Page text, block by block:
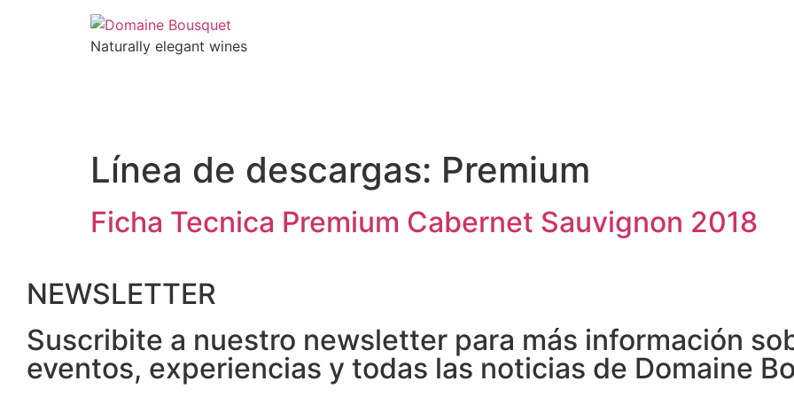
Naturally elegant wines
Línea de descargas: Premium
Ficha Tecnica Premium Cabernet Sauvignon 2018
NEWSLETTER
Suscribite a nuestro newsletter para más información
eventos, experiencias y todas las noticias de Domaine